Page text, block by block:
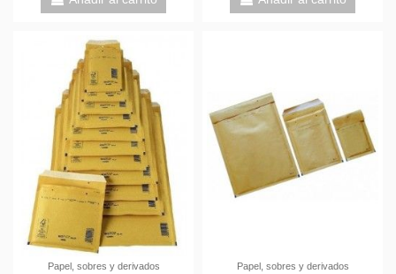
Papel, sobres y derivados Papel, sobres y derivados